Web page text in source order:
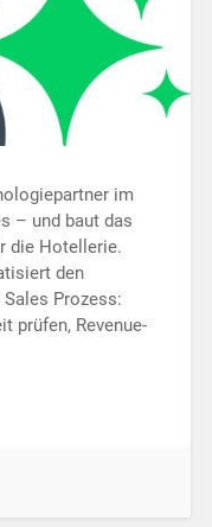
im
– und baut das
die Hotellerie.
den
Prozess:
prüfen, Revenue-